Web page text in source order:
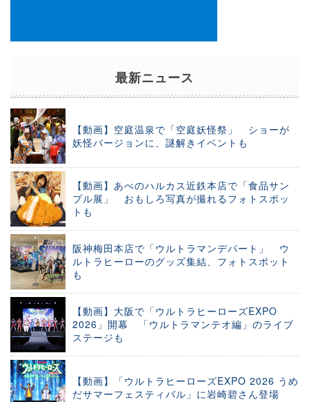
最新ニュース
【動画】空庭温泉で「空庭妖怪祭」 ショーが
妖怪バージョンに、謎解きイベントも
【動画】あべのハルカス近鉄本店で「食品サン
プル展」 おもしろ写真が撮れるフォトスポッ
トも
阪神梅田本店で「ウルトラマンデパート」 ウ
ルトラヒーローのグッズ集結、フォトスポット
も
【動画】大阪で「ウルトラヒーローズEXPO
2026」開幕 「ウルトラマンテオ編」のライブ
ステージも
【動画】「ウルトラヒーローズEXPO 2026 うめ
だサマーフェスティバル」に岩崎碧さん登場